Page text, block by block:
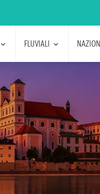
FLUVIALI